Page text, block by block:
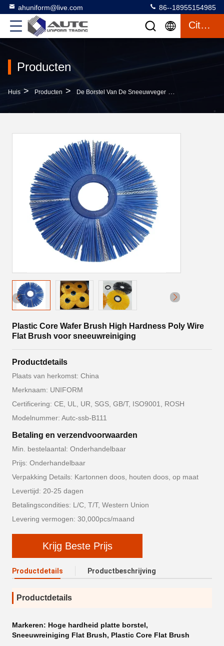
ahuniform@live.com 86--18955154985
Citaat
Producten
Huis > Producten > De Borstel Van De Sneeuwveger >
Plastic Core Wafer Brush High Hardness Poly Wire
Flat Brush voor sneeuwreiniging
Productdetails
Plaats van herkomst: China
Merknaam: UNIFORM
Certificering: CE, UL, UR, SGS, GB/T, ISO9001, ROSH
Modelnummer: Autc-ssb-B111
Betaling en verzendvoorwaarden
Min. bestelaantal: Onderhandelbaar
Prijs: Onderhandelbaar
Verpakking Details: Kartonnen doos, houten doos, op maat
Levertijd: 20-25 dagen
Betalingscondities: L/C, T/T, Western Union
Levering vermogen: 30,000pcs/maand
Krijg Beste Prijs
Productdetails Productbeschrijving
Productdetails
Markeren: Hoge hardheid platte borstel,
Sneeuwreiniging Flat Brush, Plastic Core Flat Brush